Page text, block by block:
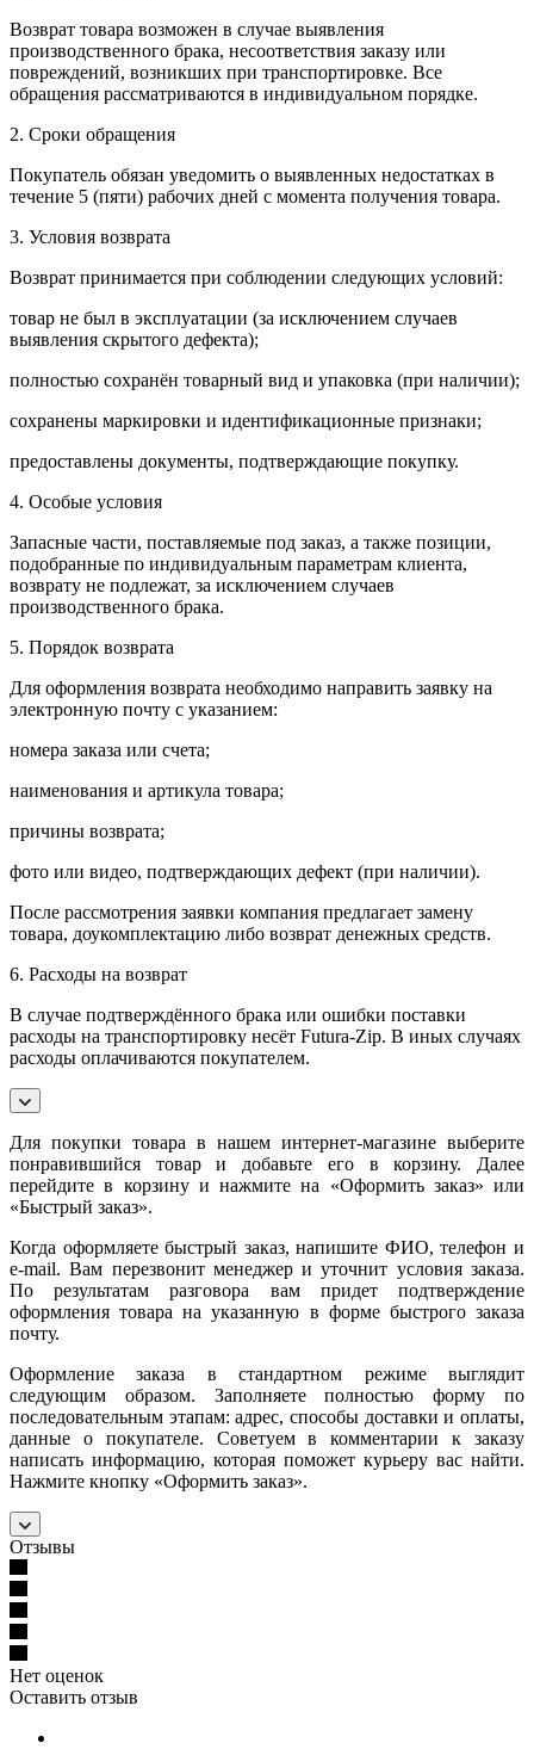
Возврат товара возможен в случае выявления
производственного брака, несоответствия заказу или
повреждений, возникших при транспортировке. Все
обращения рассматриваются в индивидуальном порядке.
2. Сроки обращения
Покупатель обязан уведомить о выявленных недостатках в
течение 5 (пяти) рабочих дней с момента получения товара.
3. Условия возврата
Возврат принимается при соблюдении следующих условий:
товар не был в эксплуатации (за исключением случаев
выявления скрытого дефекта);
полностью сохранён товарный вид и упаковка (при наличии);
сохранены маркировки и идентификационные признаки;
предоставлены документы, подтверждающие покупку.
4. Особые условия
Запасные части, поставляемые под заказ, а также позиции,
подобранные по индивидуальным параметрам клиента,
возврату не подлежат, за исключением случаев
производственного брака.
5. Порядок возврата
Для оформления возврата необходимо направить заявку на
электронную почту с указанием:
номера заказа или счета;
наименования и артикула товара;
причины возврата;
фото или видео, подтверждающих дефект (при наличии).
После рассмотрения заявки компания предлагает замену
товара, доукомплектацию либо возврат денежных средств.
6. Расходы на возврат
В случае подтверждённого брака или ошибки поставки
расходы на транспортировку несёт Futura-Zip. В иных случаях
расходы оплачиваются покупателем.
Для покупки товара в нашем интернет-магазине выберите
понравившийся товар и добавьте его в корзину. Далее
перейдите в корзину и нажмите на «Оформить заказ» или
«Быстрый заказ».
Когда оформляете быстрый заказ, напишите ФИО, телефон и
e-mail. Вам перезвонит менеджер и уточнит условия заказа.
По результатам разговора вам придет подтверждение
оформления товара на указанную в форме быстрого заказа
почту.
Оформление заказа в стандартном режиме выглядит
следующим образом. Заполняете полностью форму по
последовательным этапам: адрес, способы доставки и оплаты,
данные о покупателе. Советуем в комментарии к заказу
написать информацию, которая поможет курьеру вас найти.
Нажмите кнопку «Оформить заказ».
Отзывы
Нет оценок
Оставить отзыв